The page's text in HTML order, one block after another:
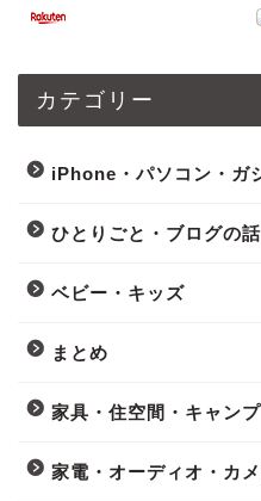
カテゴリー
iPhone・パソコン・ガ
ひとりごと・ブログの話
ベビー・キッズ
まとめ
家具・住空間・キャン
家電・オーディオ・カ